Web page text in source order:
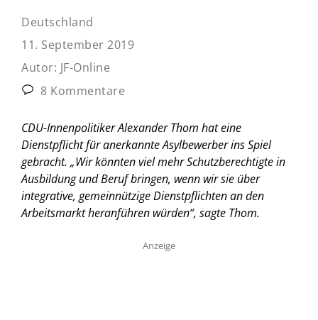
Deutschland
11. September 2019
Autor: JF-Online
8 Kommentare
CDU-Innenpolitiker Alexander Thom hat eine
Dienstpflicht für anerkannte Asylbewerber ins Spiel
gebracht. „Wir könnten viel mehr Schutzberechtigte in
Ausbildung und Beruf bringen, wenn wir sie über
integrative, gemeinnützige Dienstpflichten an den
Arbeitsmarkt heranführen würden“, sagte Thom.
Anzeige